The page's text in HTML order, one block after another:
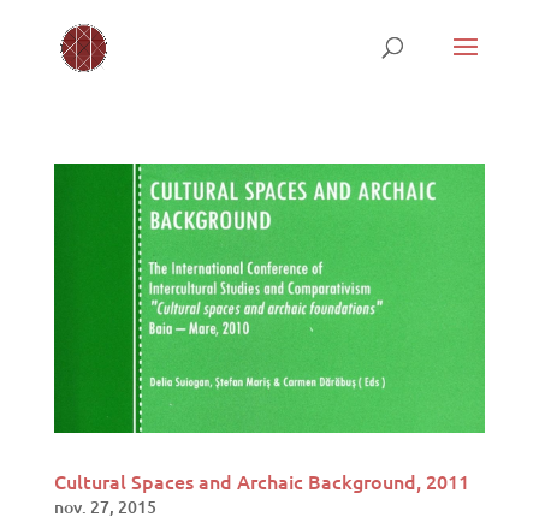
Cultural Spaces and Archaic Background, 2011
nov. 27, 2015